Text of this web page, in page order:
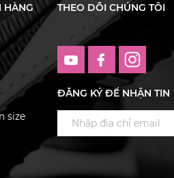
HÀNG
size
THEO DÕI CHÚNG TÔI
ĐĂNG KÝ ĐỂ NHẬN TIN